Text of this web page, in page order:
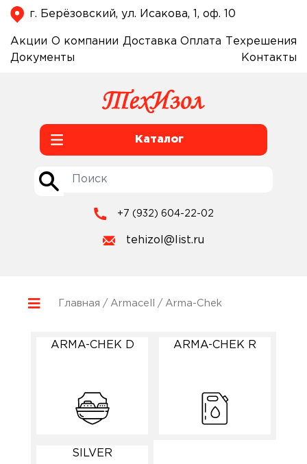
г. Берёзовский, ул. Исакова, 1, оф. 10
Акции О компании Доставка Оплата
Техрешения
Документы
Контакты
Каталог
+7 (932) 604-22-02
tehizol@list.ru
Главная / Armacell / Arma-Chek
ARMA-CHEK D ARMA-CHEK R
SILVER